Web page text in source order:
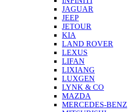
JAGUAR
JEEP
JETOUR
KIA
LAND ROVER
LEXUS
LIFAN
LIXIANG
LUXGEN
LYNK & CO
MAZDA
MERCEDES-BENZ